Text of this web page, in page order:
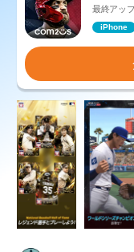
最終アッ
iPhone